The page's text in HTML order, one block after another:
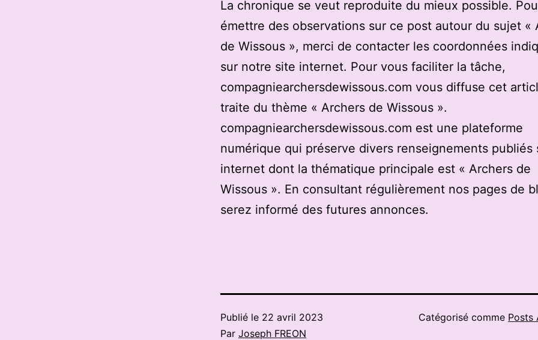
La chronique se veut reproduite du mieux possible.
émettre des observations sur ce post autour du sujet «
de Wissous », merci de contacter les coordonnées
sur notre site internet. Pour vous faciliter la tâche,
compagniearchersdewissous.com vous diffuse cet
traite du thème « Archers de Wissous ».
compagniearchersdewissous.com est une plateforme
numérique qui préserve divers renseignements publiés
internet dont la thématique principale est « Archers de
Wissous ». En consultant régulièrement nos pages de
serez informé des futures annonces.
Publié le 22 avril 2023
Par Joseph FREON
Catégorisé comme Posts